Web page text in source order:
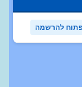
להרשמה